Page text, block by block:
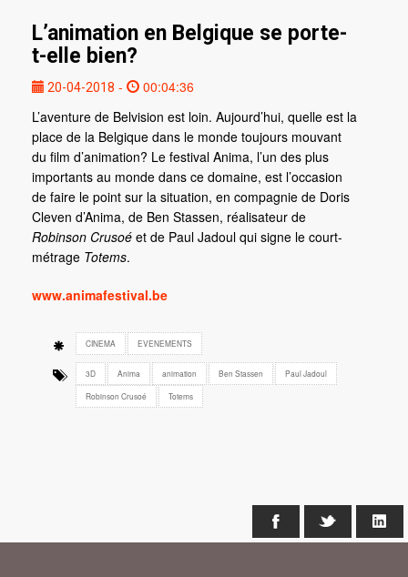
L’animation en Belgique se porte-
t-elle bien?
20-04-2018 -
00:04:36
L’aventure de Belvision est loin. Aujourd’hui, quelle est la
place de la Belgique dans le monde toujours mouvant
du film d’animation? Le festival Anima, l’un des plus
importants au monde dans ce domaine, est l’occasion
de faire le point sur la situation, en compagnie de Doris
Cleven d’Anima, de Ben Stassen, réalisateur de
Robinson Crusoé et de Paul Jadoul qui signe le court-
métrage Totems.
www.animafestival.be
CINEMA EVENEMENTS
3D Anima animation Ben Stassen Paul Jadoul
Robinson Crusoé Totems
Facebook